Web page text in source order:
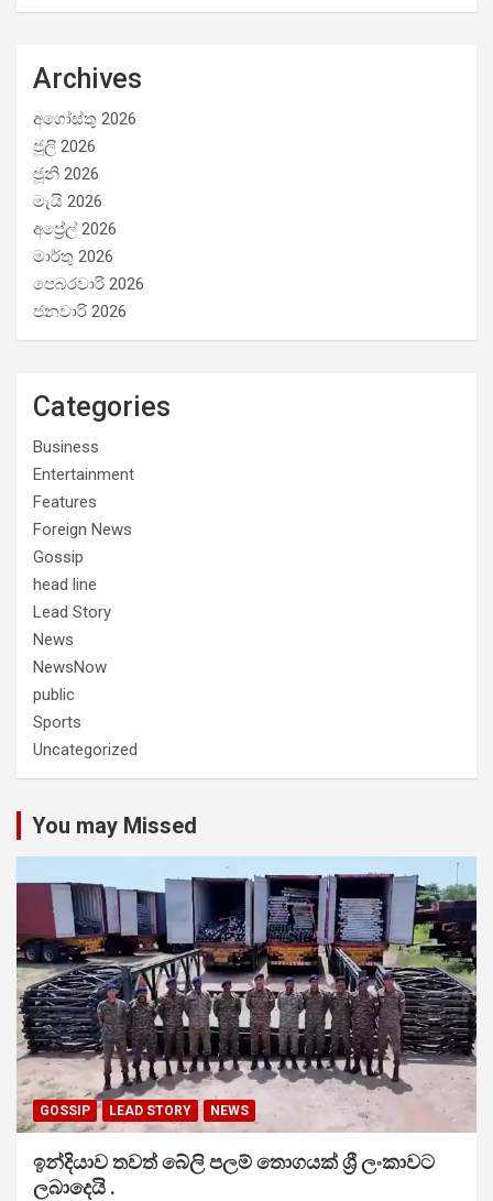
Archives
අගෝස්තු 2026
ජූලි 2026
ජූනි 2026
මැයි 2026
අප්‍රේල් 2026
මාර්තු 2026
පෙබරවාරි 2026
ජනවාරි 2026
Categories
Business
Entertainment
Features
Foreign News
Gossip
head line
Lead Story
News
NewsNow
public
Sports
Uncategorized
You may Missed
GOSSIP LEAD STORY NEWS
ඉන්දියාව තවත් බේලි පලම් තොගයක් ශ්‍රී ලංකාවට
ලබාදෙයි .